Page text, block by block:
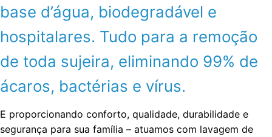
base d’água, biodegradável e
hospitalares. Tudo para a remoção
de toda sujeira, eliminando 99% de
ácaros, bactérias e vírus.
E proporcionando conforto, qualidade, durabilidade e
segurança para sua família – atuamos com lavagem de